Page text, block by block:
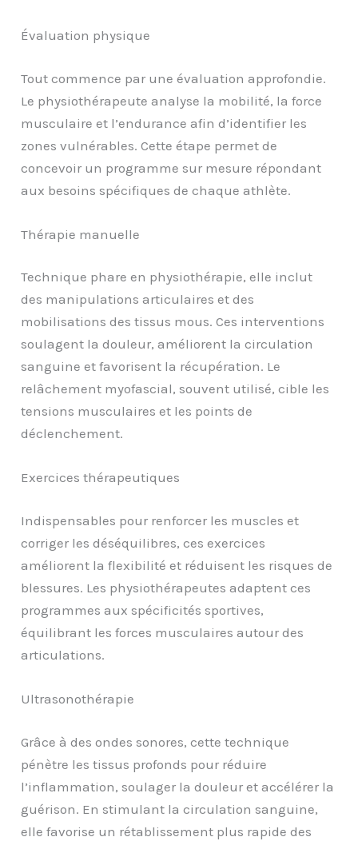
Évaluation physique
Tout commence par une évaluation approfondie.
Le physiothérapeute analyse la mobilité, la force
musculaire et l’endurance afin d’identifier les
zones vulnérables. Cette étape permet de
concevoir un programme sur mesure répondant
aux besoins spécifiques de chaque athlète.
Thérapie manuelle
Technique phare en physiothérapie, elle inclut
des manipulations articulaires et des
mobilisations des tissus mous. Ces interventions
soulagent la douleur, améliorent la circulation
sanguine et favorisent la récupération. Le
relâchement myofascial, souvent utilisé, cible les
tensions musculaires et les points de
déclenchement.
Exercices thérapeutiques
Indispensables pour renforcer les muscles et
corriger les déséquilibres, ces exercices
améliorent la flexibilité et réduisent les risques de
blessures. Les physiothérapeutes adaptent ces
programmes aux spécificités sportives,
équilibrant les forces musculaires autour des
articulations.
Ultrasonothérapie
Grâce à des ondes sonores, cette technique
pénètre les tissus profonds pour réduire
l’inflammation, soulager la douleur et accélérer la
guérison. En stimulant la circulation sanguine,
elle favorise un rétablissement plus rapide des